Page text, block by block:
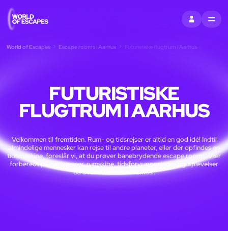
LOG INDMENU
World of Escapes Escape rooms i Aarhus Futuristiske flugtrum i Aarhus
FUTURISTISKE
FLUGTRUM I AARHUS
Velkommen til fremtiden. Rum- og tidsrejser er altid en god idé! Indtil
almindelige mennesker kan rejse til andre planeter, eller der opfindes en
tidsmaskine, foreslår vi, at du prøver banebrydende escape rooms. Vær
forberedt på rumvæsner, rumskibe, tidsforvrængninger og oplevelser
ud over din vildeste fantasi.